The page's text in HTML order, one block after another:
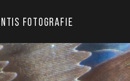
Fotografie